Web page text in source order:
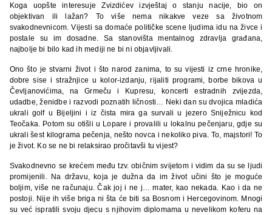
Koga uopšte interesuje Zvizdićev izvještaj o stanju nacije, bio on
objektivan ili lažan? To više nema nikakve veze sa životnom
svakodnevnicom. Vijesti sa domaće političke scene ljudima idu na živce i
postale su im dosadne. Sa stanovišta mentalnog zdravlja građana,
najbolje bi bilo kad ih mediji ne bi ni objavljivali.
Ono što je stvarni život i što narod zanima, to su vijesti iz crne hronike,
dobre sise i stražnjice u kolor-izdanju, rijaliti programi, borbe bikova u
Čevljanovićima, na Grmeču i Kupresu, koncerti estradnih zvijezda,
udadbe, ženidbe i razvodi poznatih ličnosti… Neki dan su dvojica mladića
ukrali golf u Bijeljini i iz čista mira ga survali u jezero Sniježnicu kod
Teočaka. Potom su otišli u Lopare i provalili u lokalnu pečenjaru, gdje su
ukrali šest kilograma pečenja, nešto novca i nekoliko piva. To, majstori! To
je život. Ko se ne bi relaksirao pročitavši tu vijest?
Svakodnevno se krećem među tzv. običnim svijetom i vidim da su se ljudi
promijenili. Na državu, koja je dužna da im život učini što je moguće
boljim, više ne računaju. Čak joj i ne j… mater, kao nekada. Kao i da ne
postoji. Nije ih više briga ni šta će biti sa Bosnom i Hercegovinom. Mnogi
su već ispratili svoju djecu s njihovim diplomama u nevelikom koferu na